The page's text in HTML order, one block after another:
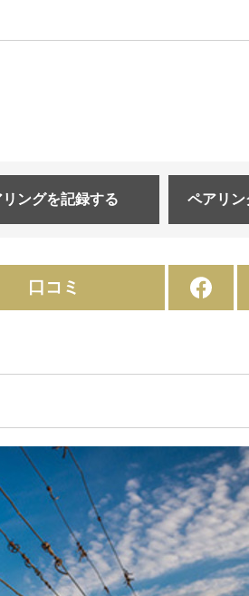
ングを記録する ペアリン
口コミ